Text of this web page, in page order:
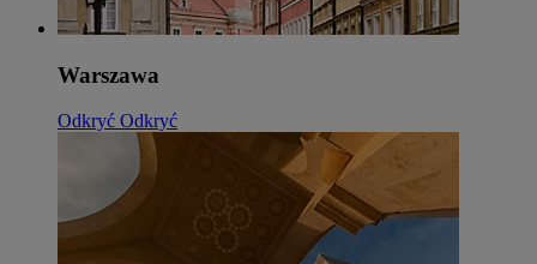
Warszawa
Odkryć Odkryć